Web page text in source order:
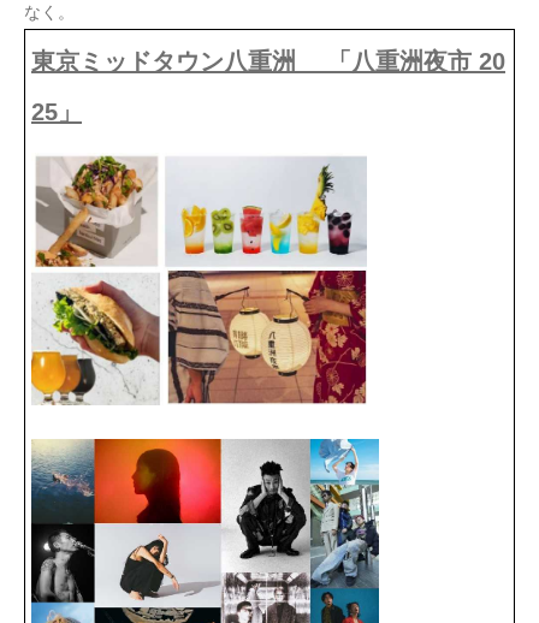
なく。
東京ミッドタウン八重洲 「八重洲夜市 20
25」